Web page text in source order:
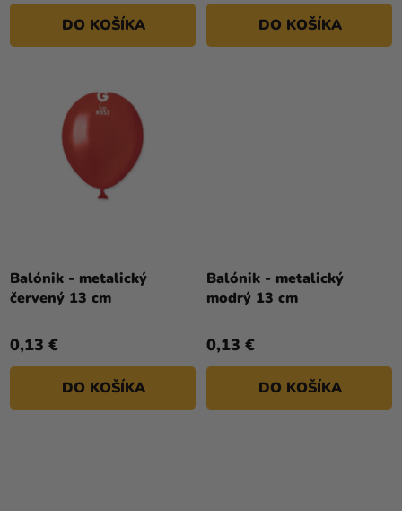
DO KOŠÍKA
5
hviezdičiek.
DO KOŠÍKA
Balónik - metalický
červený 13 cm
0,13 €
DO KOŠÍKA
Balónik - metalický
modrý 13 cm
0,13 €
DO KOŠÍKA